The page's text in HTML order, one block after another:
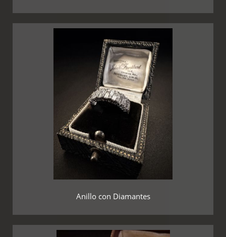
Anillo con Diamantes